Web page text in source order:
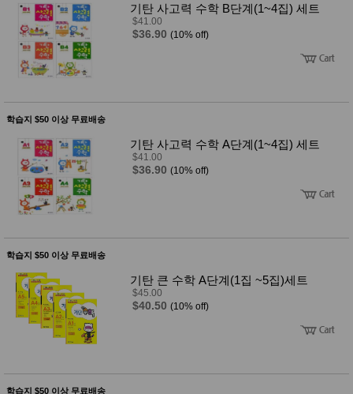
기탄 사고력 수학 B단계(1~4집) 세트
$41.00
$36.90 (10% off)
학습지 $50 이상 무료배송
기탄 사고력 수학 A단계(1~4집) 세트
$41.00
$36.90 (10% off)
학습지 $50 이상 무료배송
기탄 큰 수학 A단계(1집 ~5집)세트
$45.00
$40.50 (10% off)
학습지 $50 이상 무료배송